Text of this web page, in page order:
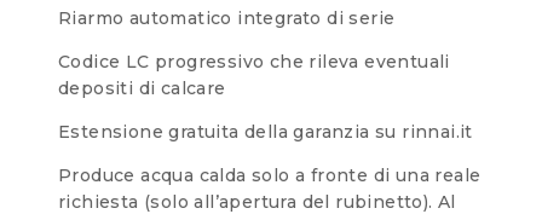
Riarmo automatico integrato di serie
Codice LC progressivo che rileva eventuali
depositi di calcare
Estensione gratuita della garanzia su rinnai.it
Produce acqua calda solo a fronte di una reale
richiesta (solo all’apertura del rubinetto). Al